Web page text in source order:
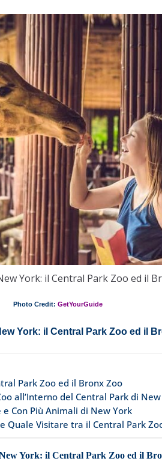
York: il Central Park Zoo ed il
Photo Credit: GetYourGuide
York: il Central Park Zoo ed il
Park Zoo ed il Bronx Zoo
all’Interno del Central Park di
Con Più Animali di New York
Quale Visitare tra il Central Park
York: il Central Park Zoo ed il